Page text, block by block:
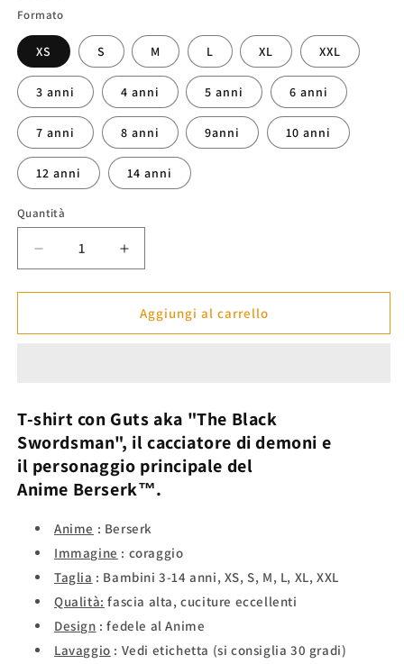
di
listino
Formato
XS S M L XL XXL
3 anni 4 anni 5 anni 6 anni
7 anni 8 anni 9anni 10 anni
12 anni 14 anni
Quantità
Diminuisci
quantità
per
Guts
Aumenta
quantità
per
Maglietta
Guts
Aggiungi al carrello
T-shirtcon Guts aka "The Black
Swordsman", il cacciatore di demoni e
il personaggio principale del
Anime Berserk™.
Anime : Berserk
Immagine : coraggio
Taglia : Bambini 3-14 anni, XS, S, M, L, XL, XXL
Qualità: fascia alta, cuciture eccellenti
Design : fedele al Anime
Lavaggio : Vedi etichetta (si consiglia 30 gradi)